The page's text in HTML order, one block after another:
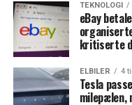
TEKNOLOGI
eBay
kritiserte
ELBILER 4
Tesla
milepælen,